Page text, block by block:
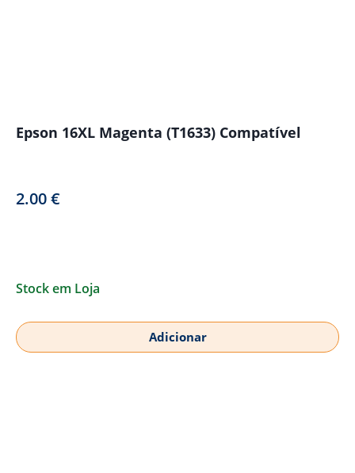
Epson 16XL Magenta (T1633) Compatível
2.00€
Stock em Loja
Adicionar